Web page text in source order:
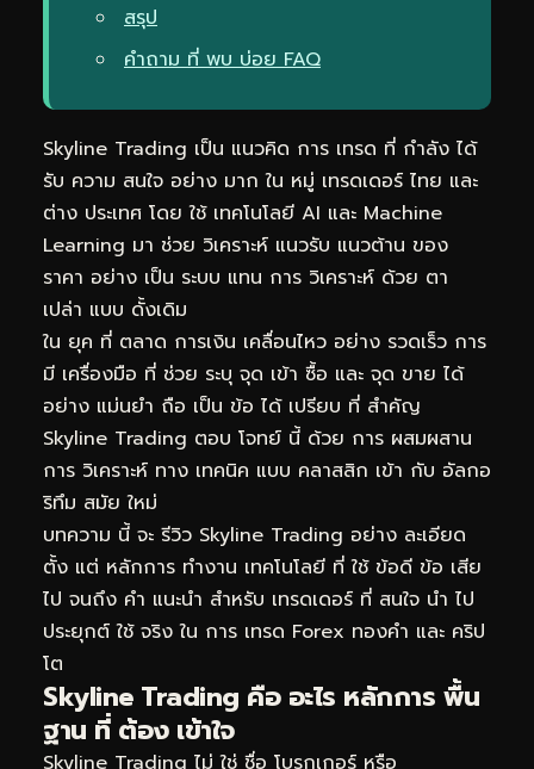
สรุป
คำถาม ที่ พบ บ่อย FAQ
Skyline Trading เป็น แนวคิด การ เทรด ที่ กำลัง ได้
รับ ความ สนใจ อย่าง มาก ใน หมู่ เทรดเดอร์ ไทย และ
ต่าง ประเทศ โดย ใช้ เทคโนโลยี AI และ Machine
Learning มา ช่วย วิเคราะห์ แนวรับ แนวต้าน ของ
ราคา อย่าง เป็น ระบบ แทน การ วิเคราะห์ ด้วย ตา
เปล่า แบบ ดั้งเดิม
ใน ยุค ที่ ตลาด การเงิน เคลื่อนไหว อย่าง รวดเร็ว การ
มี เครื่องมือ ที่ ช่วย ระบุ จุด เข้า ซื้อ และ จุด ขาย ได้
อย่าง แม่นยำ ถือ เป็น ข้อ ได้ เปรียบ ที่ สำคัญ
Skyline Trading ตอบ โจทย์ นี้ ด้วย การ ผสมผสาน
การ วิเคราะห์ ทาง เทคนิค แบบ คลาสสิก เข้า กับ อัลกอ
ริทึม สมัย ใหม่
บทความ นี้ จะ รีวิว Skyline Trading อย่าง ละเอียด
ตั้ง แต่ หลักการ ทำงาน เทคโนโลยี ที่ ใช้ ข้อดี ข้อ เสีย
ไป จนถึง คำ แนะนำ สำหรับ เทรดเดอร์ ที่ สนใจ นำ ไป
ประยุกต์ ใช้ จริง ใน การ เทรด Forex ทองคำ และ คริป
โต
Skyline Trading คือ อะไร หลักการ พื้น
ฐาน ที่ ต้อง เข้าใจ